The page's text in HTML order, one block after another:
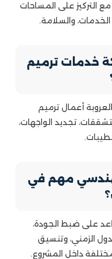
مع التركيز على المساحات
الخدمات، والسلامة.
خدمات ترميم
أعمال ترميم
تجديد الواجهات،
مهم في
على ضبط الجودة،
الزمني، وتنسيق
داخل المشروع.